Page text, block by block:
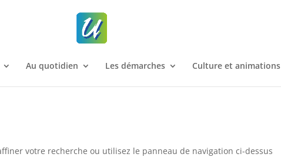
Au quotidien Les démarches Culture et animations
votre recherche ou utilisez le panneau de navigation ci-dessus